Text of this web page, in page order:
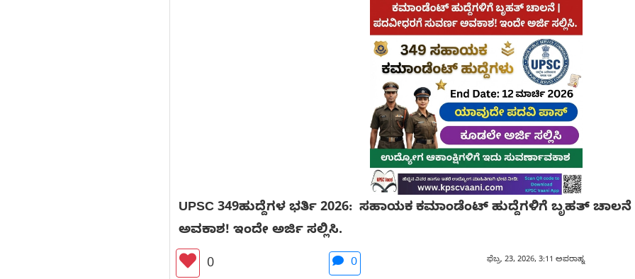
UPSC 349ಹುದ್ದೆಗಳ ಭರ್ತಿ 2026: ಸಹಾಯಕ ಕಮಾಂಡೆಂಟ್ ಹುದ್ದೆಗಳಿಗೆ ಬೃಹತ್
ಅವಕಾಶ! ಇಂದೇ ಅರ್ಜಿ ಸಲ್ಲಿಸಿ.
0
0 ಫೆಬ್ರ. 23, 2026, 3:11 ಅಪರಾಹ್ನ